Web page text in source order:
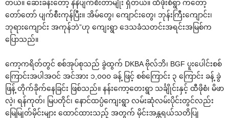
တယ်။ ဆေးခန်းတော့ နဲနဲပျက်စီးတာမျိုး ရှိတယ်။ ထီဖိုးစံရွာ ကတော့
တော်တော် ပျက်စီးကုန်ပြီး။ အိမ်တွေ၊ ကျောင်းတွေ၊ ဘုန်းကြီးကျောင်း၊
ဘုရား‌ကျောင်း အကုန်ဘဲ”ဟု ကျေးရွာ ဒေသခံသတင်းအရင်းအမြစ်က
ပြောသည်။
ကော့ကရိတ်တွင် စစ်အုပ်စုသည် ခွဲထွက် DKBA ဗိုလ်ဘိ၊ BGF ပူးပေါင်းစစ်
ကြောင်းအပါအဝင် အင်အား ၁,၀၀၀ ခန့် ဖြင့် စစ်ကြောင်း ၃ ကြောင်း ခန့် ခွဲ
ဖြန့် တိုက်ခိုက်နေခြင်း ဖြစ်သည်။ နန်းကော့တေးရွာ သင်္ချိုင်းနှင့် ထီဖိုစံ၊ မိဖာ
လဲ့၊ ရန်ကုတ်၊ မြပတိုင်၊ နောင်ထပ္ပံကျေးရွာ လမ်းဆုံလမ်းပိုင်းတွင်လည်း
မြေမြုတ်မိုင်းများ ထောင်ထားသည့် အတွက် မိုင်းအန္တရယ်သတိပြု